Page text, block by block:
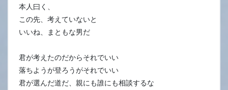
本人曰く、
この先、考えていないと
いいね、まともな男だ
君が考えたのだからそれでいい
落ちようが登ろうがそれでいい
君が選んだ道だ、親にも誰にも相談するな